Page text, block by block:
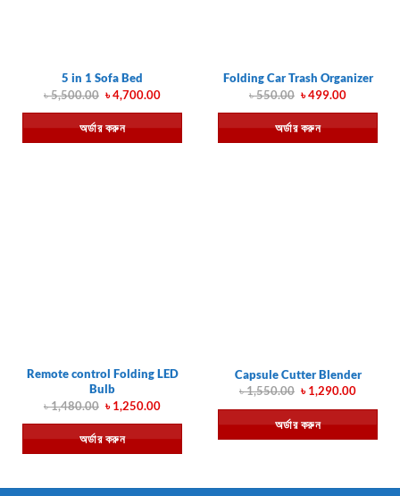
5 in 1 Sofa Bed
৳5,500.00 Original
price
was:
৳ 5,500.00.
৳4,700.00Current
is:
৳ 4,700.00.
অর্ডার করুন
Folding Car Trash Organizer
৳550.00 Original
was:
৳ 550.00.
৳499.00Current
is:
৳ 499.00.
অর্ডার করুন
Remote control Folding LED
Bulb
৳1,480.00 Original
price
was:
৳ 1,480.00.
৳1,250.00Current
is:
৳ 1,250.00.
অর্ডার করুন
Capsule Cutter Blender
৳1,550.00 Original
price
was:
৳ 1,550.00.
৳1,290.00Current
is:
৳
অর্ডার করুন